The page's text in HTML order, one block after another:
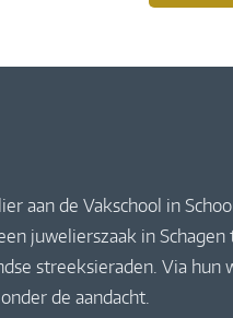
aan de Vakschool in
juwelierszaak in Schagen
streeksieraden. Via hun
de aandacht.